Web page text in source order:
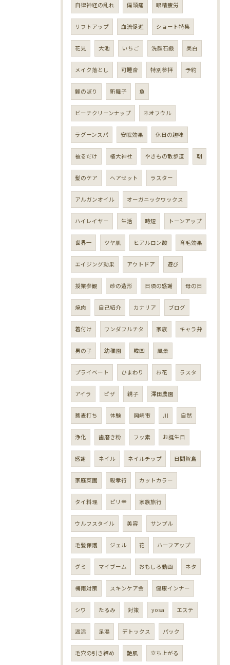
自律神経の乱れ 偏頭痛 眼精疲労
リフトアップ 血流促進 ショート特集
花見 大池 いちご 洗顔石鹸 美白
メイク落とし 可睡斎 特別参拝 予約
鯉のぼり 新舞子 魚
ビーチクリーンナップ ネオフウル
ラグーンスパ 安眠効果 休日の趣味
被るだけ 椿大神社 やきもの散歩道 朝
髪のケア ヘアセット ラスター
アルガンオイル オーガニックワックス
ハイレイヤー 生活 時短 トーンアップ
世界一 ツヤ肌 ヒアルロン酸 育毛効果
エイジング効果 アウトドア 遊び
授業参観 砂の造形 日頃の感謝 母の日
焼肉 自己紹介 カナリア ブログ
着付け ワンダフルチタ 家族 キャラ弁
男の子 幼稚園 韓国 風景
プライベート ひまわり お花 ラスタ
アイラ ピザ 親子 澤田農園
蕎麦打ち 体験 岡崎市 川 自然
浄化 歯磨き粉 フッ素 お誕生日
感謝 ネイル ネイルチップ 日間賀島
家庭菜園 親孝行 カットカラー
タイ料理 ピリ辛 家族旅行
ウルフスタイル 美容 サンプル
毛髪保護 ジェル 花 ハーフアップ
グミ マイブーム おもしろ動画 ネタ
梅雨対策 スキンケア会 健康インナー
シワ たるみ 対策 yosa エステ
温活 足湯 デトックス パック
毛穴の引き締め 艶肌 立ち上がる